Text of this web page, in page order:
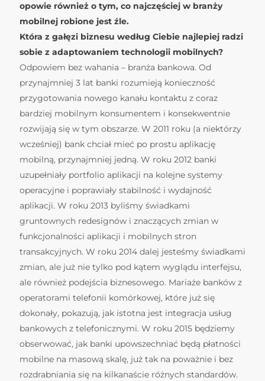
opowie również o tym, co najczęściej w branży
mobilnej robione jest źle.
Która z gałęzi biznesu według Ciebie najlepiej radzi
sobie z adaptowaniem technologii mobilnych?
Odpowiem bez wahania – branża bankowa. Od
przynajmniej 3 lat banki rozumieją konieczność
przygotowania nowego kanału kontaktu z coraz
bardziej mobilnym konsumentem i konsekwentnie
rozwijają się w tym obszarze. W 2011 roku (a niektórzy
wcześniej) bank chciał mieć po prostu aplikację
mobilną, przynajmniej jedną. W roku 2012 banki
uzupełniały portfolio aplikacji na kolejne systemy
operacyjne i poprawiały stabilność i wydajność
aplikacji. W roku 2013 byliśmy świadkami
gruntownych redesignów i znaczących zmian w
funkcjonalności aplikacji i mobilnych stron
transakcyjnych. W roku 2014 dalej jesteśmy świadkami
zmian, ale już nie tylko pod kątem wyglądu interfejsu,
ale również podejścia biznesowego. Mariaże banków z
operatorami telefonii komórkowej, które już się
dokonały, pokazują, jak istotna jest integracja usług
bankowych z telefonicznymi. W roku 2015 będziemy
obserwować, jak banki upowszechniać będą płatności
mobilne na masową skalę, już tak na poważnie i bez
rozdrabniania się na kilkanaście różnych standardów.